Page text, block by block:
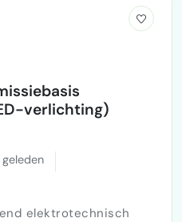
verlichting)
elektrotechnisch